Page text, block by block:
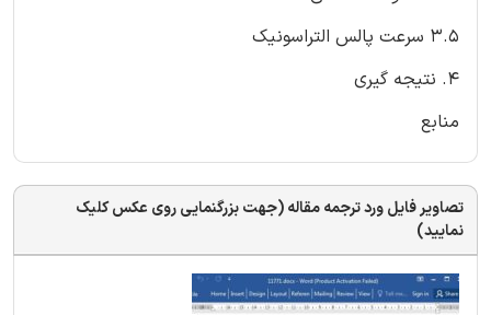
3.5 سرعت پالس التراسونیک
4. نتیجه گیری
منابع
تصاویر فایل ورد ترجمه مقاله (جهت بزرگنمایی روی عکس کلیک
نمایید)